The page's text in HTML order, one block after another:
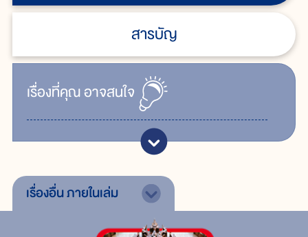
สารบัญ
เรื่ิองที่คุณอาจสนใจ
เรื่องอื่นภายในเล่ม